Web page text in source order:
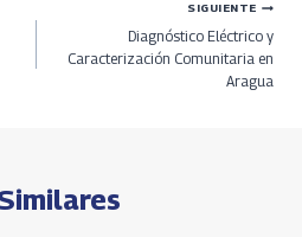
Li
n
SIGUIENTE
Diagnóstico Eléctrico y
Caracterización Comunitaria en
Aragua